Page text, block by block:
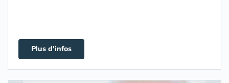
Plus d'infos